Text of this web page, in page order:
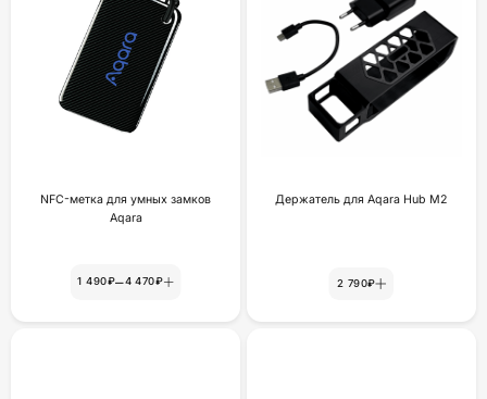
NFC-метка для умных замков
Aqara
1 490₽–4 470₽
Держатель для Aqara Hub M2
2 790₽